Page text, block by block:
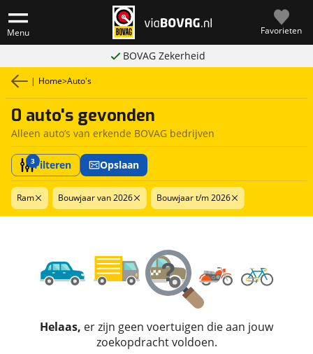
Menu Favorieten
BOVAG Zekerheid
| Home>Auto's
0 auto's gevonden
Alleen auto’s van erkende BOVAG bedrijven
3Filteren Opslaan
Ram Bouwjaar van 2026 Bouwjaar t/m 2026
Helaas, er zijn geen voertuigen die aan jouw
zoekopdracht voldoen.